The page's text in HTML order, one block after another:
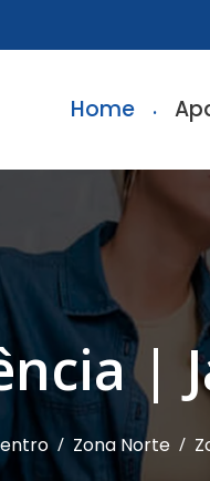
Home
|
/ Zona Norte /